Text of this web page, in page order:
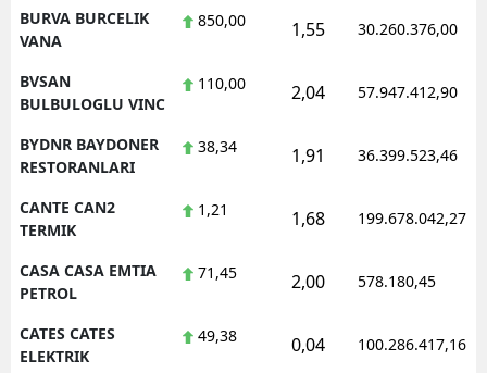
BURVA BURCELIK
VANA
850,00 1,55 30.260.376,00
BVSAN
BULBULOGLU VINC
110,00 2,04 57.947.412,90
BYDNR BAYDONER
RESTORANLARI
38,34 1,91 36.399.523,46
CANTE CAN2
TERMIK
1,21 1,68 199.678.042,27
CASA CASA EMTIA
PETROL
71,45 2,00 578.180,45
CATES CATES
ELEKTRIK
49,38 0,04 100.286.417,16